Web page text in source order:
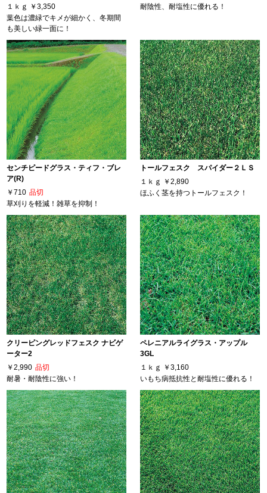
１ｋｇ
￥3,350
葉色は濃緑でキメが細かく、冬期間
も美しい緑一面に！
耐陰性、耐塩性に優れる！
センチピードグラス・ティフ・ブレ
ア(R)
￥710 品切
草刈りを軽減！雑草を抑制！
トールフェスク スパイダー２ＬＳ
１ｋｇ
￥2,890
ほふく茎を持つトールフェスク！
クリーピングレッドフェスク ナビゲ
ーター2
￥2,990 品切
耐暑・耐陰性に強い！
ペレニアルライグラス・アップル
3GL
１ｋｇ
￥3,160
いもち病抵抗性と耐塩性に優れる！